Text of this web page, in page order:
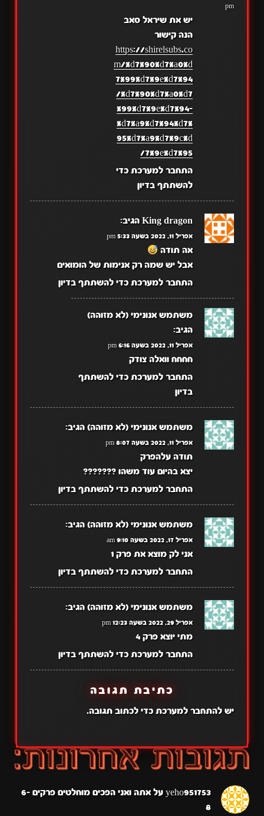
pm
יש את שיראל סאב
הנה קישור
https://shirelsubs.co
m/%d7%90%d7%a0%d
7%99%d7%9e%d7%94
/%d7%90%d7%a0%d7
%99%d7%9e%d7%94-
%d7%a9%d7%94%d7%
95%d7%a9%d7%9c%d
7%9e%d7%95/
התחבר למערכת כדי
להשתתף בדיון
King dragon הגיב:
אפריל 11, 2022 בשעה 5:33 pm
אה תודה
אבל יש שמה רק אנימות של הומואים
התחבר למערכת כדי להשתתף בדיון
משתמש אנונימי (לא מזוהה)
הגיב:
אפריל 11, 2022 בשעה 6:16 pm
חחחח וואלה צודק
התחבר למערכת כדי להשתתף
בדיון
משתמש אנונימי (לא מזוהה) הגיב:
אפריל 11, 2022 בשעה 8:07 pm
תודה עלהפרק
יצא בהיום עוד משהו ???????
התחבר למערכת כדי להשתתף בדיון
משתמש אנונימי (לא מזוהה) הגיב:
אפריל 17, 2022 בשעה 9:10 am
אני לק מוצא את פרק 1
התחבר למערכת כדי להשתתף בדיון
משתמש אנונימי (לא מזוהה) הגיב:
אפריל 29, 2022 בשעה 12:23 pm
מתי יוצא פרק 4
התחבר למערכת כדי להשתתף בדיון
כתיבת תגובה
יש להתחבר למערכתכדי לכתוב תגובה.
yeho951753 על
אתה ואני הפכים מוחלטים פרקים 6-
8